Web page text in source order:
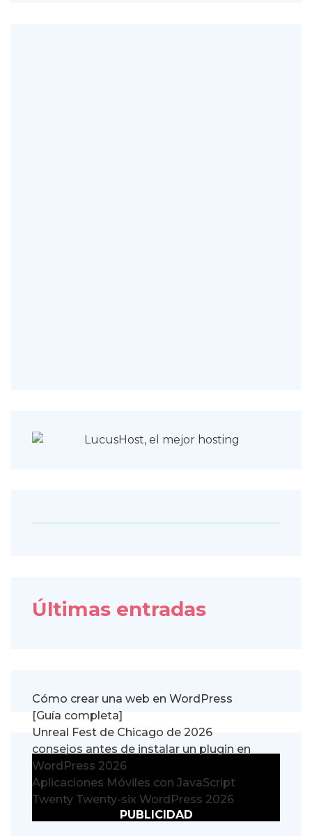
Últimas entradas
Cómo crear una web en WordPress
[Guía completa]
Unreal Fest de Chicago de 2026
consejos antes de instalar un plugin en
WordPress 2026
Aplicaciones Móviles con JavaScript
Twenty Twenty-six WordPress 2026
PUBLICIDAD